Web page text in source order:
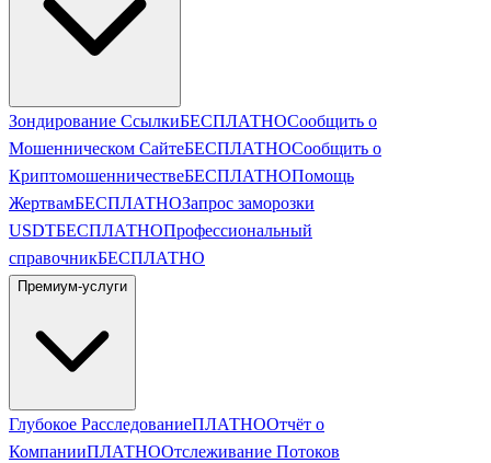
Зондирование СсылкиБЕСПЛАТНОСообщить о
Мошенническом СайтеБЕСПЛАТНОСообщить о
КриптомошенничествеБЕСПЛАТНОПомощь
ЖертвамБЕСПЛАТНОЗапрос заморозки
USDTБЕСПЛАТНОПрофессиональный
справочникБЕСПЛАТНО
Премиум-услуги
Глубокое РасследованиеПЛАТНООтчёт о
КомпанииПЛАТНООтслеживание Потоков